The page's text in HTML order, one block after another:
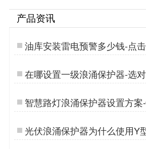
产品资讯
油库安装雷电预警多少钱-点
最新价格清单-易造防雷…
在哪设置一级浪涌保护器-选
倍增【杭州易造】…
智慧路灯浪涌保护器设置方案
解决选型难题--易造防雷…
光伏浪涌保护器为什么使用Y
点击了解其中的密码【杭州